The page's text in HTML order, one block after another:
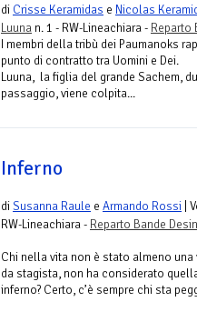
di Crisse Keramidas e Nicolas
Luuna n. 1 - RW-Lineachiara - Reparto
I membri della tribù dei Paumanoks
punto di contratto tra Uomini e Dei.
Luuna, la figlia del grande Sachem,
passaggio, viene colpita...
Inferno
diSusanna Raule e Armando Rossi |
RW-Lineachiara - Reparto Bande
Chi nella vita non è stato almeno
da stagista, non ha considerato
inferno? Certo, c’è sempre chi sta